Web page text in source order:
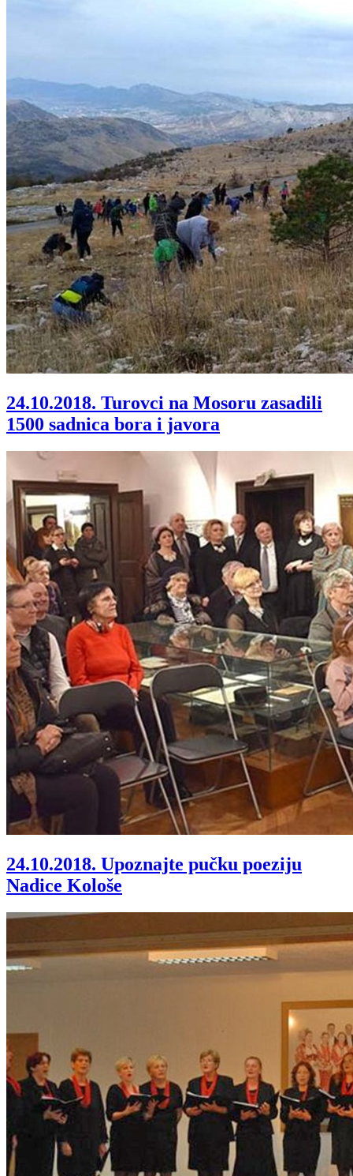
24.10.2018. Turovci na Mosoru zasadili
1500 sadnica bora i javora
24.10.2018. Upoznajte pučku poeziju
Nadice Kološe